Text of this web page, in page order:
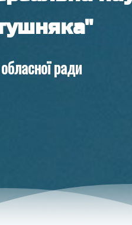
ради